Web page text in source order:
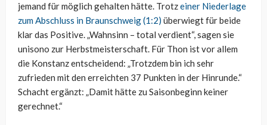
jemand für möglich gehalten hätte. Trotzeiner Niederlage
zum Abschluss in Braunschweig (1:2) überwiegt für beide
klar das Positive. „Wahnsinn – total verdient“, sagen sie
unisono zur Herbstmeisterschaft. Für Thon ist vor allem
die Konstanz entscheidend: „Trotzdem bin ich sehr
zufrieden mit den erreichten 37 Punkten in der Hinrunde.“
Schacht ergänzt: „Damit hätte zu Saisonbeginn keiner
gerechnet.“